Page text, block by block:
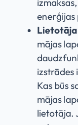
Lietotāja
mājas
izstrādes
Kas būs
mājas
lietotāja.